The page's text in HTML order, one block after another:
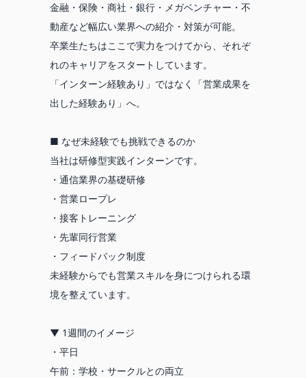
金融・保険・商社・銀行・メガベンチャー・不
動産など幅広い業界への紹介・対策が可能。
卒業生たちはここで実力をつけてから、それぞ
れのキャリアをスタートしています。
「インターン経験あり」ではなく「営業成果を
出した経験あり」へ。
■ なぜ未経験でも挑戦できるのか
当社は研修型実践インターンです。
・通信業界の基礎研修
・営業ロープレ
・接客トレーニング
・先輩同行営業
・フィードバック制度
未経験からでも営業スキルを身につけられる環
境を整えています。
▼ 1週間のイメージ
・平日
午前：学校・サークルとの両立